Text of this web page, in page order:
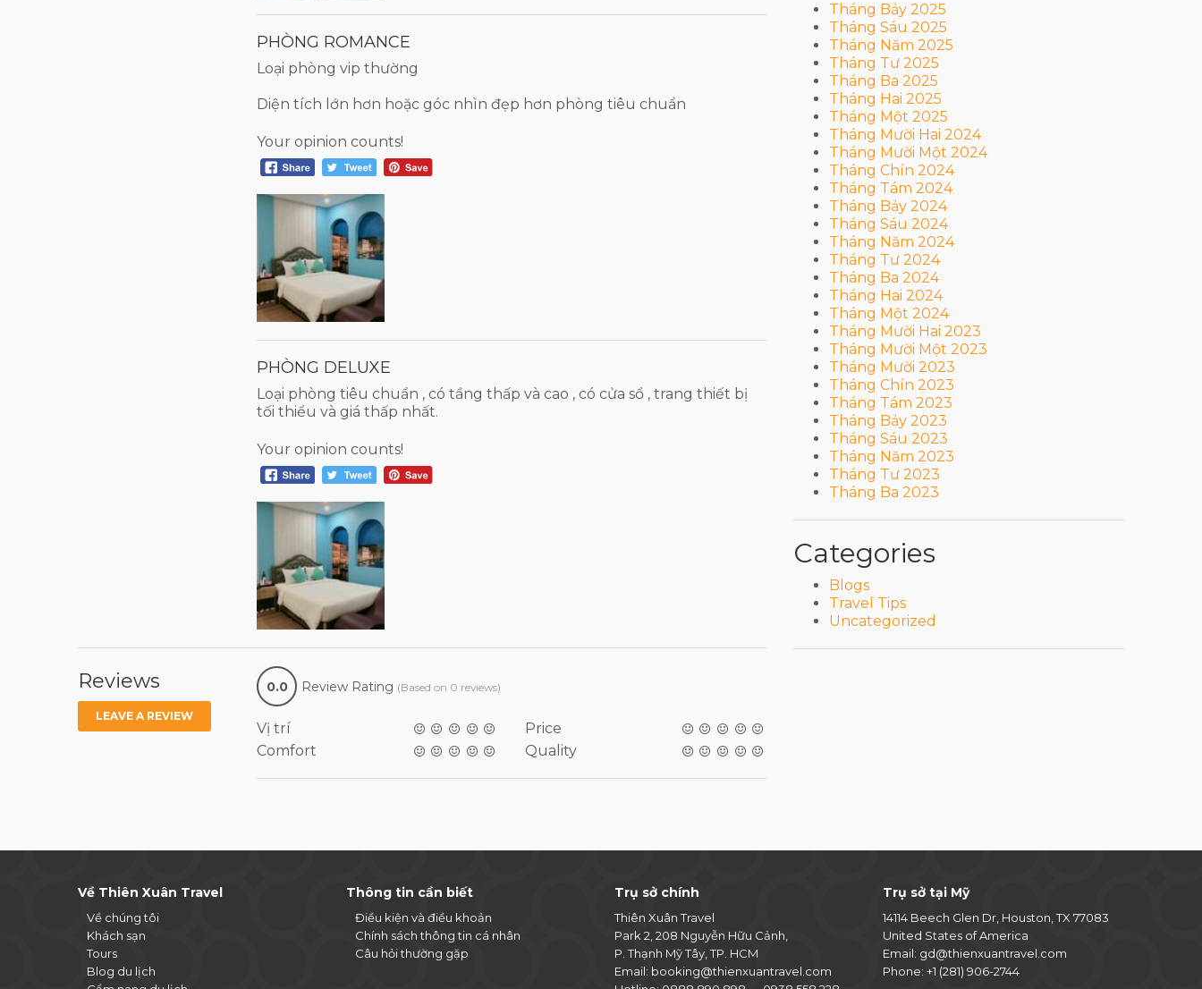
PHÒNG ROMANCE
Loại phòng vip thường
Diện tích lớn hơn hoặc góc nhìn đẹp hơn phòng tiêu chuẩn
Your opinion counts!
PHÒNG DELUXE
Loại phòng tiêu chuẩn , có tầng thấp và cao , có cửa sổ , trang thiết bị
tối thiểu và giá thấp nhất.
Your opinion counts!
Reviews
LEAVE A REVIEW
0.0 Review Rating (Based on 0 reviews)
Vị trí
Comfort
Price
Quality
Tháng Bảy 2025
Tháng Sáu 2025
Tháng Năm 2025
Tháng Tư 2025
Tháng Ba 2025
Tháng Hai 2025
Tháng Một 2025
Tháng Mười Hai 2024
Tháng Mười Một 2024
Tháng Chín 2024
Tháng Tám 2024
Tháng Bảy 2024
Tháng Sáu 2024
Tháng Năm 2024
Tháng Tư 2024
Tháng Ba 2024
Tháng Hai 2024
Tháng Một 2024
Tháng Mười Hai 2023
Tháng Mười Một 2023
Tháng Mười 2023
Tháng Chín 2023
Tháng Tám 2023
Tháng Bảy 2023
Tháng Sáu 2023
Tháng Năm 2023
Tháng Tư 2023
Tháng Ba 2023
Categories
Blogs
Travel Tips
Uncategorized
Về Thiên Xuân Travel
Về chúng tôi
Khách sạn
Tours
Blog du lịch
Thông tin cần biết
Điều kiện và điều khoản
Chính sách thông tin cá nhân
Câu hỏi thường gặp
Trụ sở chính
Thiên Xuân Travel
Park 2, 208 Nguyễn Hữu Cảnh,
P. Thạnh Mỹ Tây, TP. HCM
Email: booking@thienxuantravel.com
Trụ sở tại Mỹ
14114 Beech Glen Dr, Houston, TX 77083
United States of America
Email: gd@thienxuantravel.com
Phone: +1 (281) 906-2744